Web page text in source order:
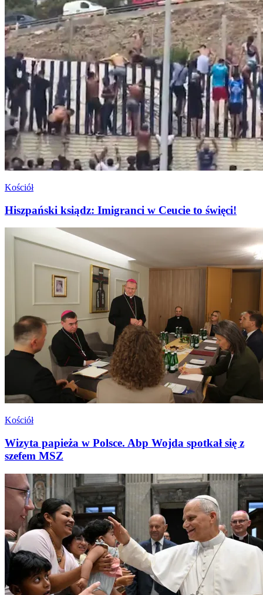
Kościół
Hiszpański ksiądz: Imigranci w Ceucie to święci!
Kościół
Wizyta papieża w Polsce. Abp Wojda spotkał się z
szefem MSZ